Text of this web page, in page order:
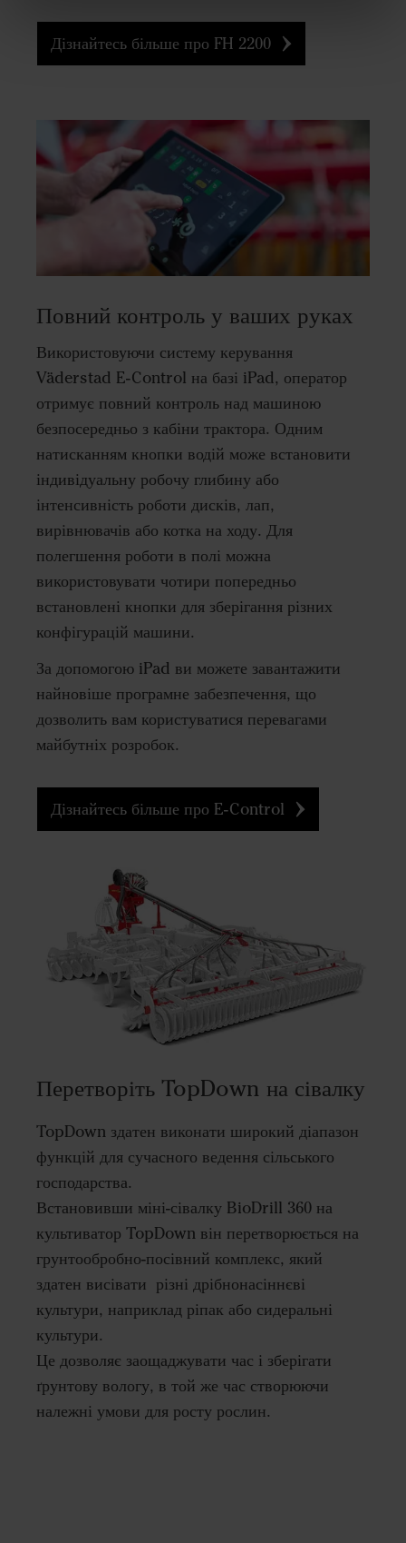
Дізнайтесь більше про FH 2200
Повний контроль у ваших руках
Використовуючи систему керування
Väderstad E-Control на базі iPad, оператор
отримує повний контроль над машиною
безпосередньо з кабіни трактора. Одним
натисканням кнопки водій може встановити
індивідуальну робочу глибину або
інтенсивність роботи дисків, лап,
вирівнювачів або котка на ходу. Для
полегшення роботи в полі можна
використовувати чотири попередньо
встановлені кнопки для зберігання різних
конфігурацій машини.
За допомогою iPad ви можете завантажити
найновіше програмне забезпечення, що
дозволить вам користуватися перевагами
майбутніх розробок.
Дізнайтесь більше про E-Control
Перетворіть TopDown на сівалку
TopDown здатен виконати широкий діапазон
функцій для сучасного ведення сільського
господарства.
Встановивши міні-сівалку BioDrill 360 на
культиватор TopDown він перетворюється на
грунтообробно-посівний комплекс, який
здатен висівати різні дрібнонасіннєві
культури, наприклад ріпак або сидеральні
культури.
Це дозволяє заощаджувати час і зберігати
ґрунтову вологу, в той же час створюючи
належні умови для росту рослин.